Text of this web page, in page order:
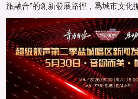
旅融合”的創新發展路徑，爲城市文化